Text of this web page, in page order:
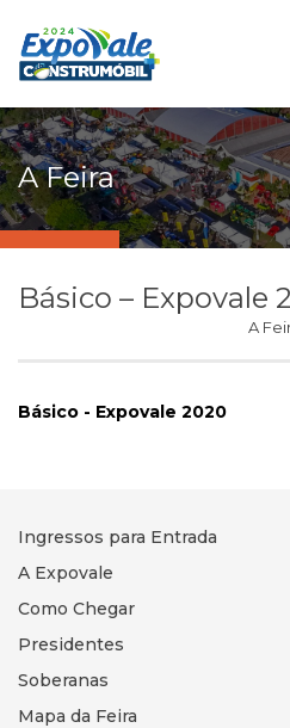
A Feira
Básico – Expovale
A
Básico - Expovale 2020
Ingressos para Entrada
A Expovale
Como Chegar
Presidentes
Soberanas
Mapa da Feira